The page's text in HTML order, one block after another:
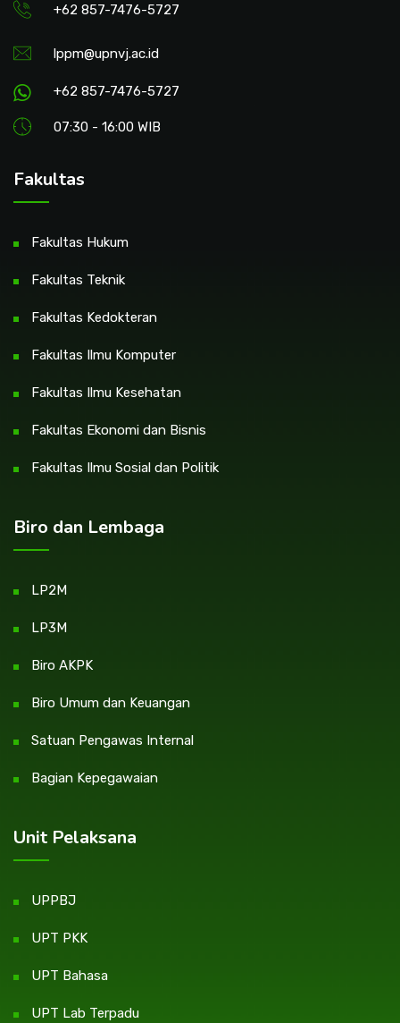
+62 857-7476-5727
lppm@upnvj.ac.id
+62 857-7476-5727
07:30 - 16:00 WIB
Fakultas
Fakultas Hukum
Fakultas Teknik
Fakultas Kedokteran
Fakultas Ilmu Komputer
Fakultas Ilmu Kesehatan
Fakultas Ekonomi dan Bisnis
Fakultas Ilmu Sosial dan Politik
Biro dan Lembaga
LP2M
LP3M
Biro AKPK
Biro Umum dan Keuangan
Satuan Pengawas Internal
Bagian Kepegawaian
Unit Pelaksana
UPPBJ
UPT PKK
UPT Bahasa
UPT Lab Terpadu